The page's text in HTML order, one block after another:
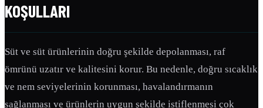
KOŞULLARI
Süt ve süt ürünlerinin doğru şekilde depolanması, raf
ömrünü uzatır ve kalitesini korur. Bu nedenle, doğru sıcaklık
ve nem seviyelerinin korunması, havalandırmanın
sağlanması ve ürünlerin uygun şekilde istiflenmesi çok